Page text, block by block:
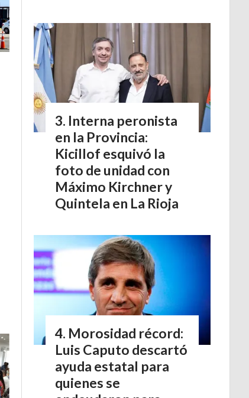
Interna peronista
en la Provincia:
Kicillof esquivó la
foto de unidad con
Máximo Kirchner y
Quintela en La Rioja
Morosidad récord:
Luis Caputo descartó
ayuda estatal para
quienes se